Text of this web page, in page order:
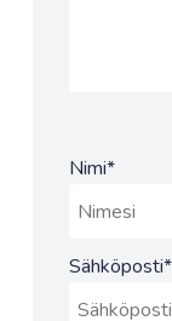
Nimi*
Sähköposti*